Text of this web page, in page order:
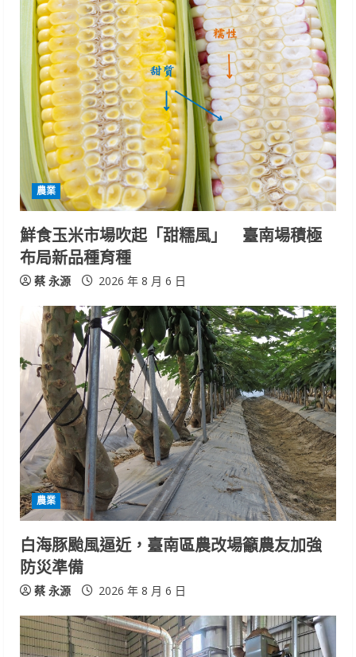
u
e
R
e
a
d
i
n
g
農業
鮮食玉米市場吹起「甜糯風」 臺南場積極
布局新品種育種
蔡 永源 2026 年 8 月 6 日
農業
白海豚颱風逼近，臺南區農改場籲農友加強
防災準備
蔡 永源 2026 年 8 月 6 日